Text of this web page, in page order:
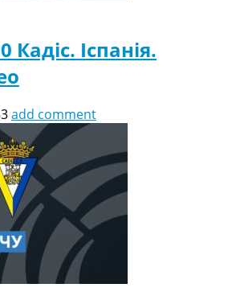
Іспанія.
add comment